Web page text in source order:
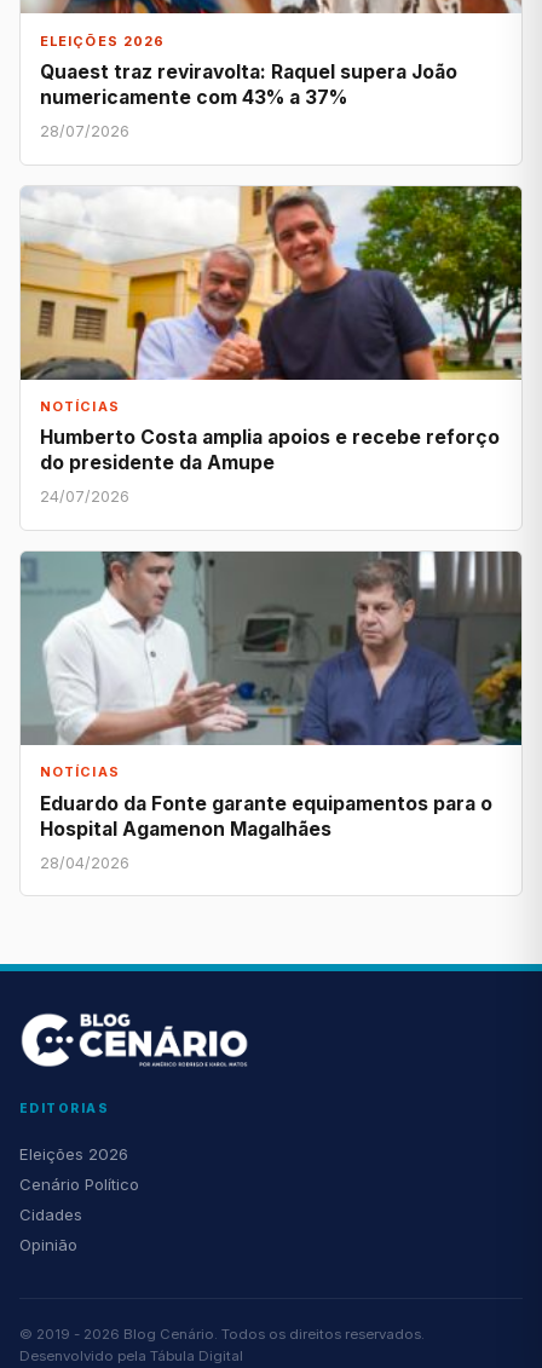
ELEIÇÕES 2026
Quaest traz reviravolta: Raquel supera João
numericamente com 43% a 37%
28/07/2026
NOTÍCIAS
Humberto Costa amplia apoios e recebe reforço
do presidente da Amupe
24/07/2026
NOTÍCIAS
Eduardo da Fonte garante equipamentos para o
Hospital Agamenon Magalhães
28/04/2026
EDITORIAS
Eleições 2026
Cenário Político
Cidades
Opinião
© 2019 - 2026 Blog Cenário. Todos os direitos reservados.
Desenvolvido pela Tábula Digital